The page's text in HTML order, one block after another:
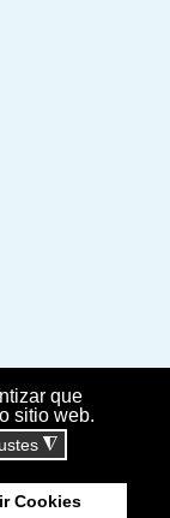
que
sitio web.
◮
Cookies